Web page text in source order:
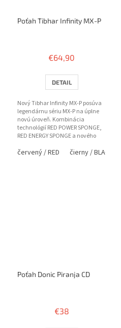
Poťah Tibhar Infinity MX-P
€64,90
DETAIL
Nový Tibhar Infinity MX-P posúva
legendárnu sériu MX-P na úplne
novú úroveň. Kombinácia
technológií RED POWER SPONGE,
RED ENERGY SPONGE a nového
PRO...
červený / RED čierny / BLACK
Poťah Donic Piranja CD
€38